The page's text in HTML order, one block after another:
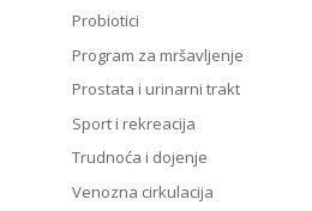
Probiotici
Program za mršavljenje
Prostata i urinarni trakt
Sport i rekreacija
Trudnoća i dojenje
Venozna cirkulacija